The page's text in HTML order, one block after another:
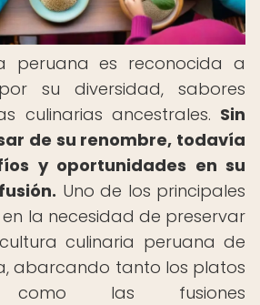
peruana es reconocida a
su diversidad, sabores
culinarias ancestrales. Sin
de su renombre, todavía
y oportunidades en su
Uno de los principales
la necesidad de preservar
culinaria peruana de
abarcando tanto los platos
como las fusiones